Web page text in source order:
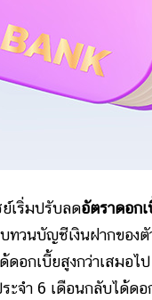
ริ่มปรับลดอัตราดอก
ทวนบัญชีเงินฝากของ
อกเบี้ยสูงกว่าเสมอไ
ะจำ 6 เดือนกลับได้ด